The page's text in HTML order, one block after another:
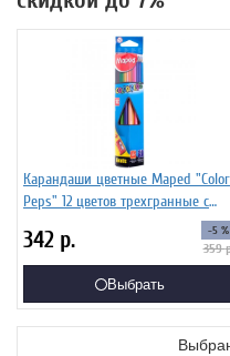
Карандаши цветные Maped "Color
Peps" 12 цветов трехгранные с
342 р. -5 %
359
Выбрать